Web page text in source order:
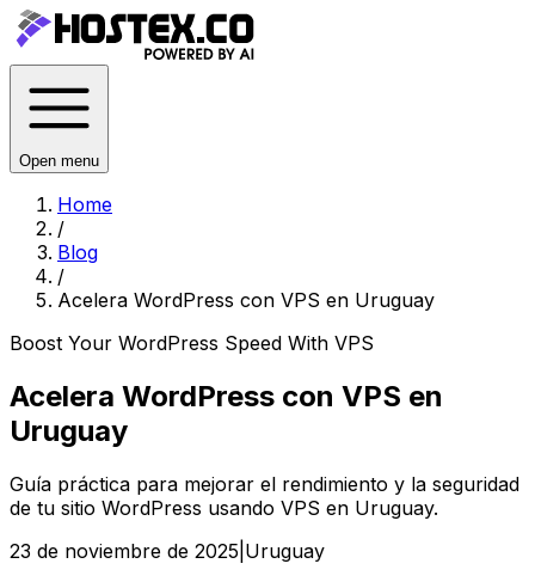
Open menu
Home
/
Blog
/
Acelera WordPress con VPS en Uruguay
Boost Your WordPress Speed With VPS
Acelera WordPress con VPS en
Uruguay
Guía práctica para mejorar el rendimiento y la seguridad
de tu sitio WordPress usando VPS en Uruguay.
23 de noviembre de 2025 Uruguay